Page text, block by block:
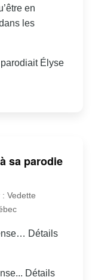
en
les
Élyse
sa parodie
: Vedette
Détails
Détails